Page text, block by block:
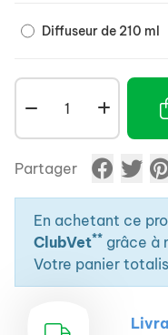
moins 3 heures. Puis
Diffuseur de 210 ml
Partager
En achetant ce
ClubVet** grâce à
Votre panier